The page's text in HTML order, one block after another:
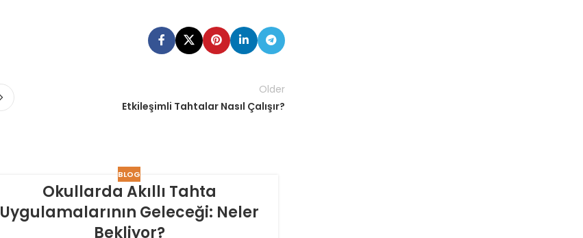
Older
Etkileşimli Tahtalar Nasıl Çalışır?
BLOG
Okullarda Akıllı Tahta
Uygulamalarının Geleceği: Neler
Bekliyor?